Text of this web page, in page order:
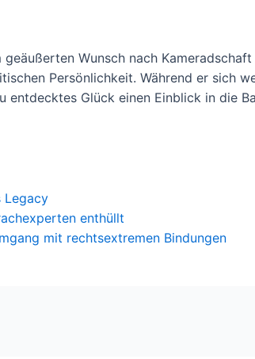
Wunsch nach
Persönlichkeit. Während er sich
Glück einen Einblick in die
Legacy
enthüllt
mit rechtsextremen Bindungen